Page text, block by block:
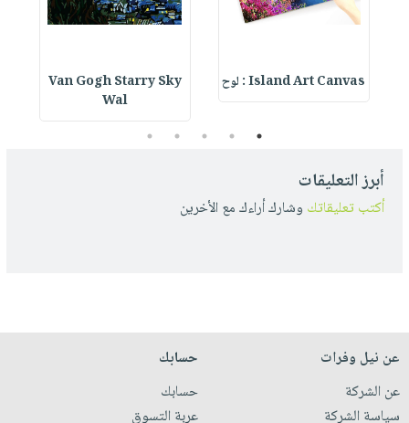
Island Art Canvas : لوح
Van Gogh Starry Sky
Wal
1
2
3
4
5
أبرز التعليقات
أكتب تعليقاتك وشارك أراءك مع الأخرين
عن نيل وفرات
عن الشركة
سياسة الشركة
حسابك
حسابك
عربة التسوق